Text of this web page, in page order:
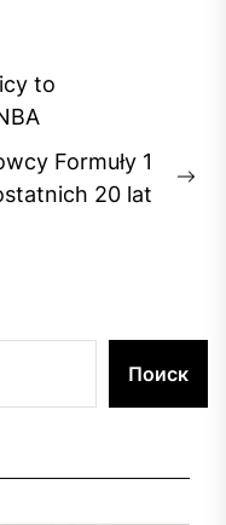
to
Formuły 1
20 lat
Поиск